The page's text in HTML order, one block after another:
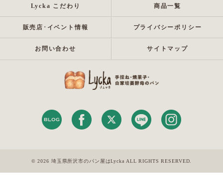
Lycka こだわり 商品一覧
販売店･イベント情報 プライバシーポリシー
お問い合わせ サイトマップ
© 2026 埼玉県所沢市のパン屋はLycka ALL RIGHTS RESERVED.